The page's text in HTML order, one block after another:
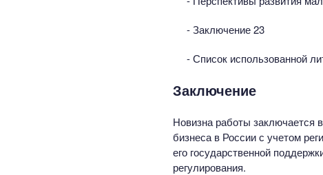
- Заключение 23
- Список использованной
Заключение
Новизна работы заключается
бизнеса в России с учетом
его государственной
регулирования.